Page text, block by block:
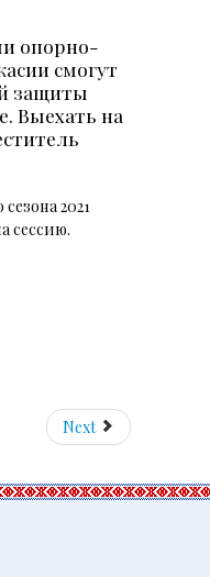
опорно-
смогут
защиты
Выехать на
2021
сессию.
Next